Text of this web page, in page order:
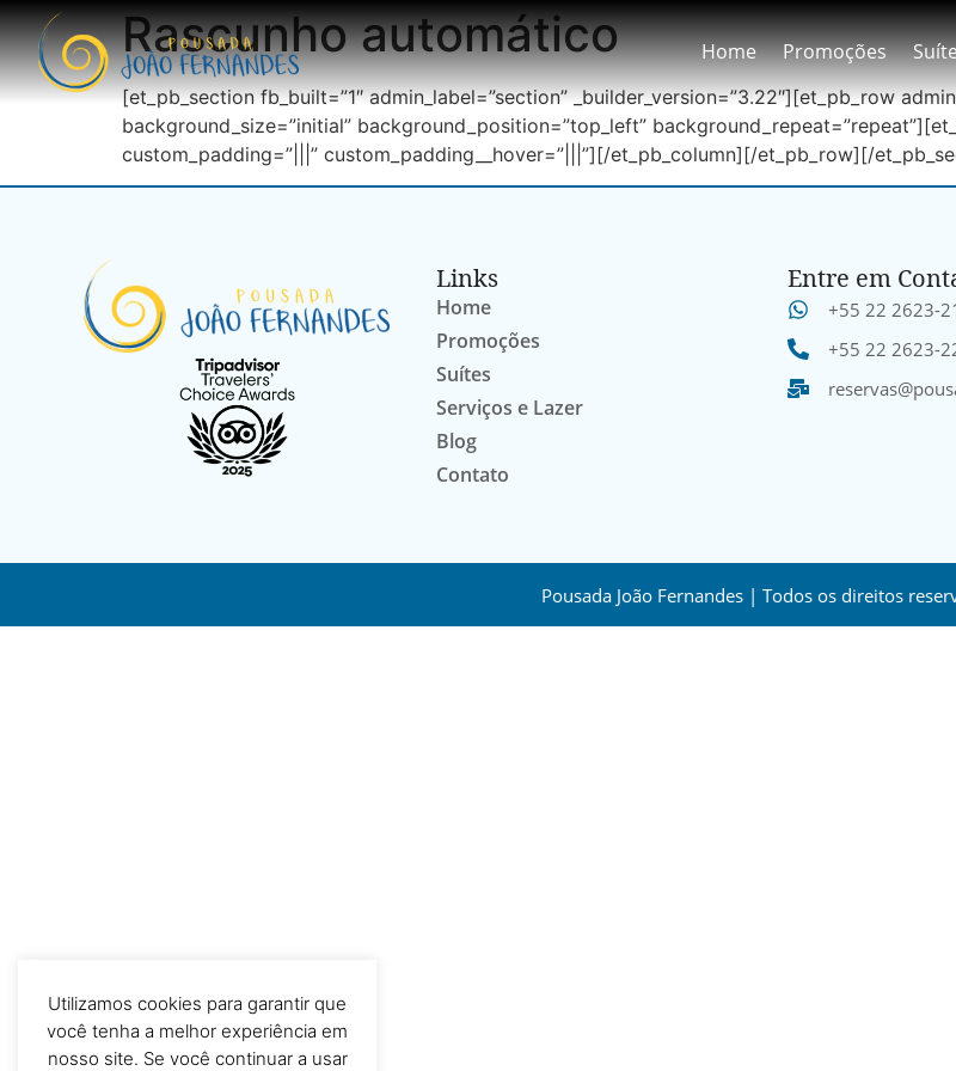
Home Promoções
Rascunho automático
[et_pb_section fb_built=”1″ admin_label=”section” _builder_version=”3.22″][et_pb_row
background_size=”initial” background_position=”top_left”
custom_padding=”|||” custom_padding__hover=”|||”][/et_pb_column][/et_pb_row][/
Links
Home
Promoções
Suítes
Serviços e Lazer
Blog
Contato
Entre em
+55 22 2623-
+55 22 2623-
Pousada João Fernandes | Todos os direitos
Utilizamos cookies para garantir que
você tenha a melhor experiência em
nosso site. Se você continuar a usar